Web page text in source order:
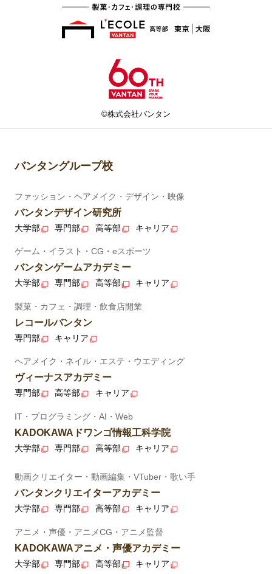
©株式会社バンタン
バンタングループ校
ファッション・ヘアメイク・デザイン・映像
バンタンデザイン研究所
大学部 専門部 高等部 キャリア
ゲーム・イラスト・CG・eスポーツ
バンタンゲームアカデミー
大学部 専門部 高等部 キャリア
製菓・カフェ・調理・飲食店開業
レコールバンタン
専門部 キャリア
ヘアメイク・ネイル・エステ・ウエディング
ヴィーナスアカデミー
専門部 高等部 キャリア
IT・プログラミング・AI・Web
KADOKAWAドワンゴ情報工科学院
大学部 専門部 高等部 キャリア
動画クリエイター・動画編集・VTuber・歌い手
バンタンクリエイターアカデミー
大学部 専門部 高等部 キャリア
アニメ・声優・アニメCG・アニメ監督
KADOKAWAアニメ・声優アカデミー
大学部 専門部 高等部 キャリア